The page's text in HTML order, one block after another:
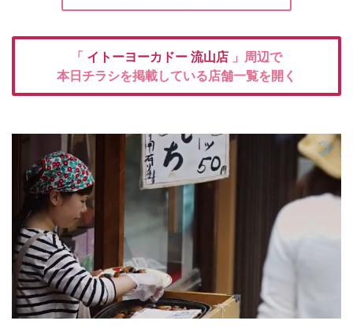
「 イトーヨーカドー 流山店 」周辺で
本日チラシを掲載している店舗一覧を開く